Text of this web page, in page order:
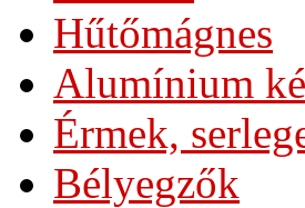
Hűtőmágnes
Alumínium
Érmek,
Bélyegzők